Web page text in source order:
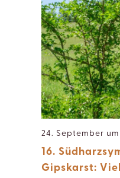
16.
Gipskarst:
24. September